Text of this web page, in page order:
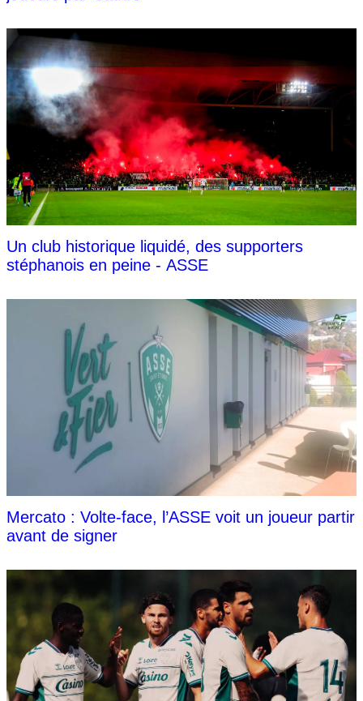
Un club historique liquidé, des supporters
stéphanois en peine - ASSE
Mercato : Volte-face, l’ASSE voit un joueur partir
avant de signer